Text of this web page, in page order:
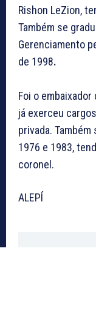
Rishon LeZion,
Também se
Gerenciamento
de 1998.
Foi o
já exerceu
privada.
1976 e 1983,
coronel.
ALEPÍ